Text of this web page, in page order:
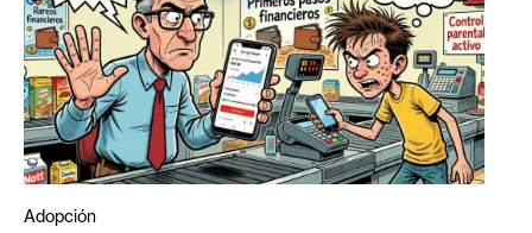
Adopción